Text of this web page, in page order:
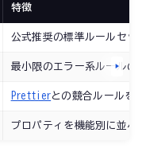
特徴
公式推奨の標準ルールセッ
最小限のエラー系ルールの
Prettierとの競合ルールを
プロパティを機能別に並べ